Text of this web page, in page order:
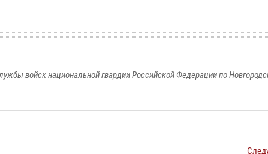
войск национальной гвардии Российской Федерации по